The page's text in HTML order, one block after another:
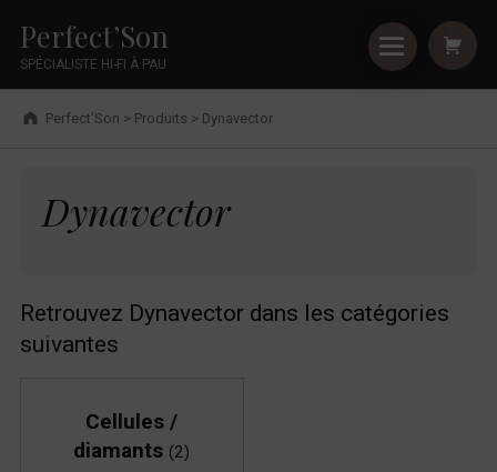
Dynavector - Perfect’Son
Perfect’Son
SPÉCIALISTE HI-FI À PAU
Breadcrumbs navigation
Perfect’Son > Produits > Dynavector
Dynavector
Retrouvez Dynavector dans les catégories
suivantes
Cellules /
diamants (2)